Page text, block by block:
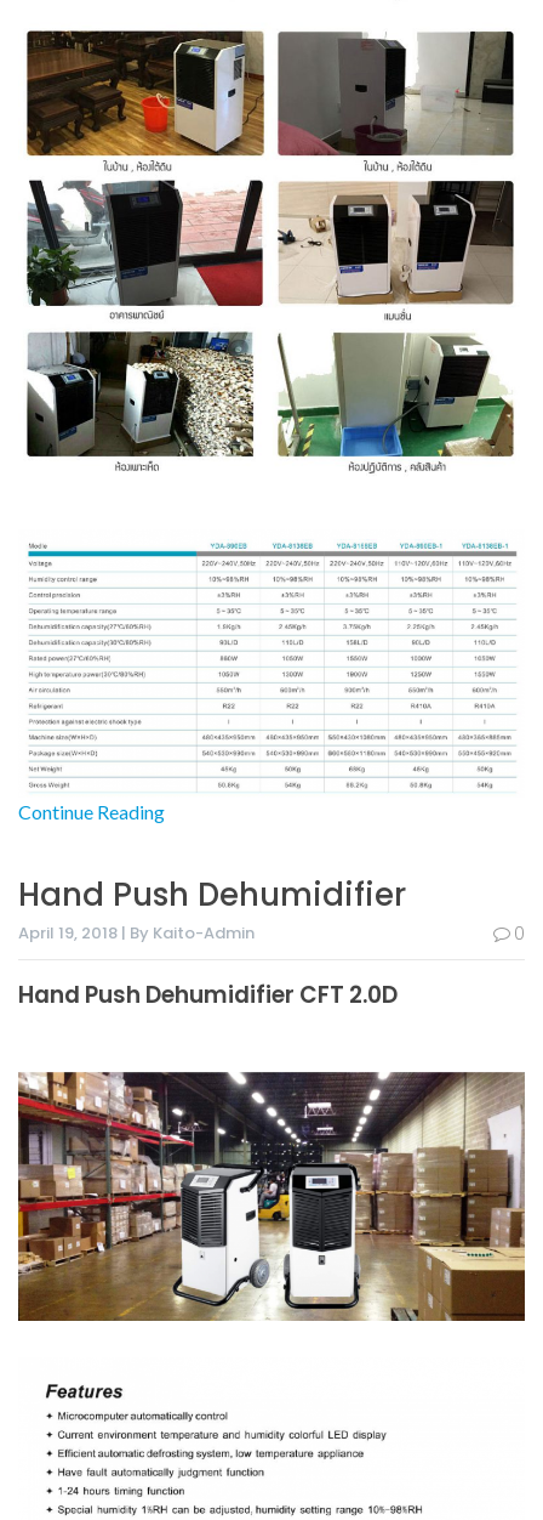
Continue Reading
Hand Push Dehumidifier
April 19, 2018 | By Kaito-Admin 0
Hand Push Dehumidifier CFT 2.0D